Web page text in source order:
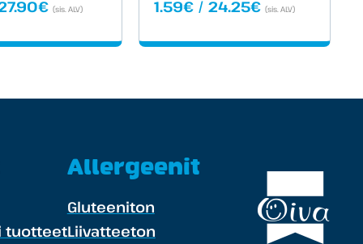
€Hintaluokka:
27.90€
(sis. ALV) 1.59€ /24.25€Hintaluokka:
24.25€
(sis. ALV)
tuotteet
Allergeenit
Gluteeniton
Liivatteeton